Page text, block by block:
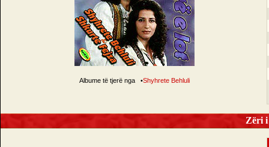
Albume të tjerë nga •Shyhrete Behluli
Zëri